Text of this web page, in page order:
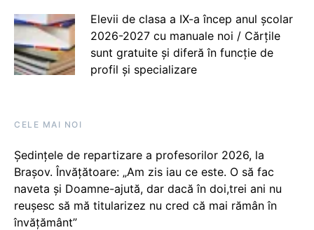
Elevii de clasa a IX-a încep anul școlar
2026-2027 cu manuale noi / Cărțile
sunt gratuite și diferă în funcție de
profil și specializare
CELE MAI NOI
Ședințele de repartizare a profesorilor 2026, la
Brașov. Învățătoare: „Am zis iau ce este. O să fac
naveta și Doamne-ajută, dar dacă în doi,trei ani nu
reușesc să mă titularizez nu cred că mai rămân în
învățământ”